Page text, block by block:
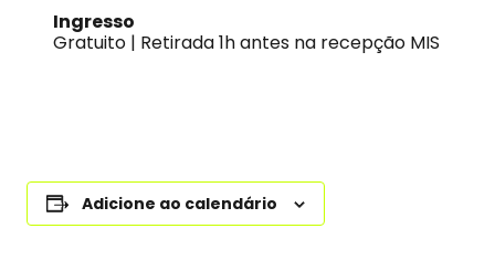
Ingresso
Gratuito | Retirada 1h antes na recepção MIS
Adicione ao calendário